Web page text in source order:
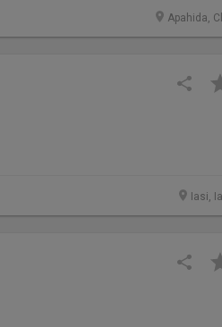
Apahida,
Iasi,